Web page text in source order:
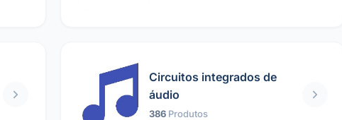
Circuitos integrados de
áudio
386 Produtos